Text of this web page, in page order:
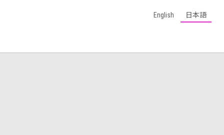
English 日本語